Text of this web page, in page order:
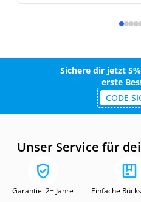
Sichere dir jetzt
erste
CODE
Unser Service für
Garantie: 2+ Jahre Einfache